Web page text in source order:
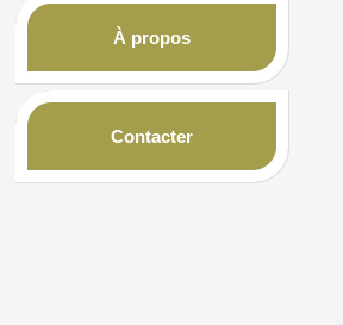
À propos
Contacter